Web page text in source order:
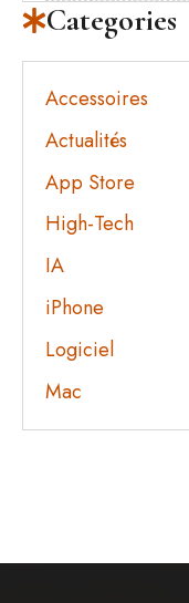
Categories
Accessoires
Actualités
App Store
High-Tech
IA
iPhone
Logiciel
Mac